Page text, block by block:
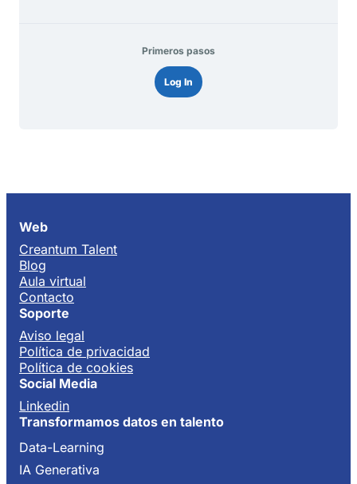
Primeros pasos
Log In
Web
Creantum Talent
Blog
Aula virtual
Contacto
Soporte
Aviso legal
Política de privacidad
Política de cookies
Social Media
Linkedin
Transformamos datos en talento
Data-Learning
IA Generativa